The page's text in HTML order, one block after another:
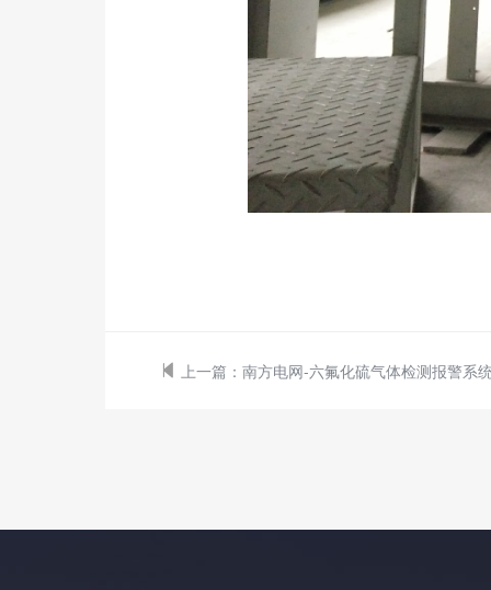
上一篇： 南方电网-六氟化硫气体检测报警系